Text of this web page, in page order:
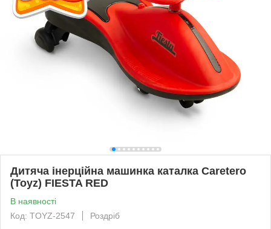
Дитяча інерційна машинка каталка Caretero
(Toyz) FIESTA RED
В наявності
Код: TOYZ-2547
Роздріб